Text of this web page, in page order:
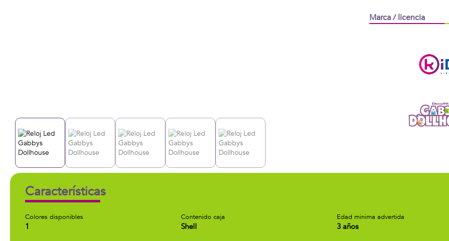
Marca / licencia
Características
Colores disponibles
1
Contenido caja
Shell
Edad minima advertida
3 años